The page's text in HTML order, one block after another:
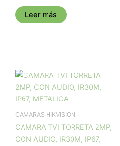
Leer más
CAMARAS HIKVISION
CAMARA TVI TORRETA 2MP,
CON AUDIO, IR30M, IP67,